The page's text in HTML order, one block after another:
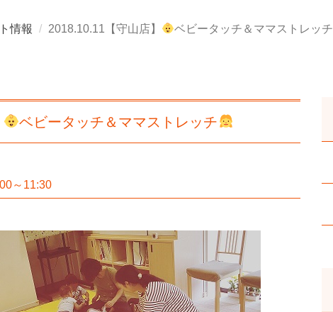
情報 2018.10.11【守山店】 ベビータッチ＆ママストレッチ
ベビータッチ＆ママストレッチ
～11:30